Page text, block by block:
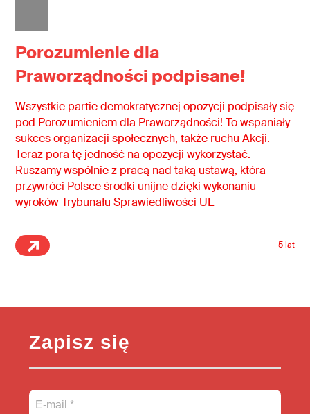
Porozumienie dla
Praworządności podpisane!
Wszystkie partie demokratycznej opozycji podpisały się
pod Porozumieniem dla Praworządności! To wspaniały
sukces organizacji społecznych, także ruchu Akcji.
Teraz pora tę jedność na opozycji wykorzystać.
Ruszamy wspólnie z pracą nad taką ustawą, która
przywróci Polsce środki unijne dzięki wykonaniu
wyroków Trybunału Sprawiedliwości UE
5 lat
Zapisz się